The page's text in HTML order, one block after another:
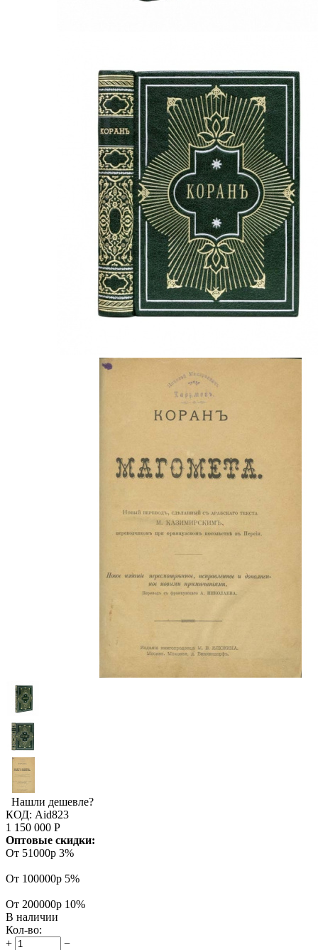
Нашли дешевле?
КОД: Aid823
1 150 000 Р
Оптовые скидки:
От 51000р 3%
От 100000р 5%
От 200000р 10%
В наличии
Кол-во:
+
−